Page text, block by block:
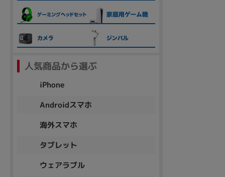
人気商品から選ぶ
iPhone
Androidスマホ
海外スマホ
タブレット
ウェアラブル
各項目のチェックボックスは「or検索」となります。